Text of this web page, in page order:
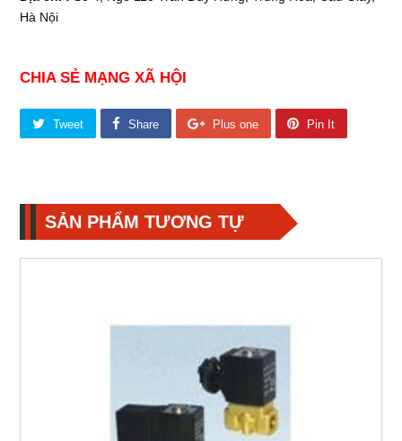
Hà Nội
CHIA SẺ MẠNG XÃ HỘI
Tweet Share Plus one Pin It
SẢN PHẨM TƯƠNG TỰ